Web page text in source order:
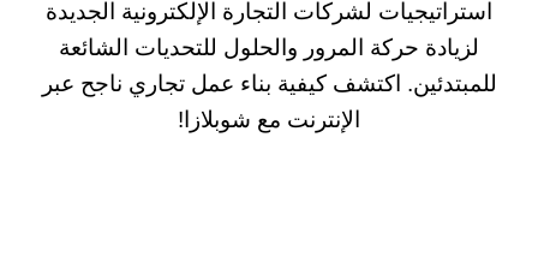
استراتيجيات لشركات التجارة الإلكترونية الجديدة
لزيادة حركة المرور والحلول للتحديات الشائعة
للمبتدئين. اكتشف كيفية بناء عمل تجاري ناجح عبر
الإنترنت مع شوبلازا!